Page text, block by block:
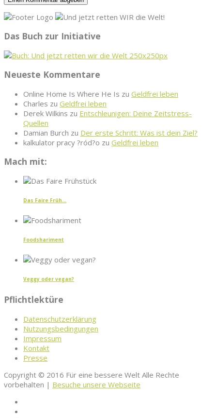
Das Buch zur Initiative
Neueste Kommentare
Online Home Is Where He Is zu Geldfrei leben
Charles zu Geldfrei leben
Derek Wilkins zu Entschleunigen: Deine Zeitstress-
Quellen
Damian Burch zu Der erste Schritt: Was ist dein Ziel?
kalkulator pracy ?ród?o zu Geldfrei leben
Mach mit:
Das Faire Früh...
Foodshariment
Veggy oder vegan?
Pflichtlektüre
Datenschutzerklärung
Nutzungsbedingungen
Impressum
Kontakt
Presse
Copyright © 2016 Für eine bessere Welt Alle Rechte
vorbehalten | Besuche unsere Webseite